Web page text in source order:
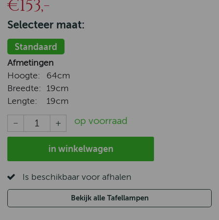
€153,-
Selecteer maat:
Standaard
Afmetingen
Hoogte:
64cm
Breedte:
19cm
Lengte:
19cm
op voorraad
in winkelwagen
Is beschikbaar voor afhalen
Bekijk alle Tafellampen